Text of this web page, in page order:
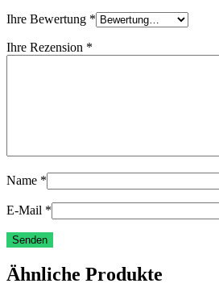
Ihre Bewertung *
Ihre Rezension *
Name *
E-Mail *
Ähnliche Produkte